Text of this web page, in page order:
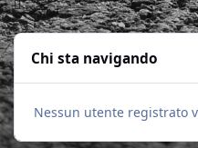
Chi sta navigando
Nessun utente registrato